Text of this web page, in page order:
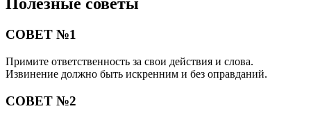
Полезные советы
СОВЕТ №1
Примите ответственность за свои действия и слова.
Извинение должно быть искренним и без оправданий.
СОВЕТ №2